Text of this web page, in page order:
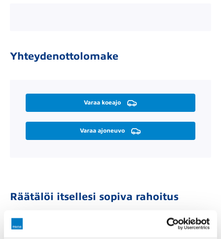
Yhteydenottolomake
Varaa koeajo
Varaa ajoneuvo
Räätälöi itsellesi sopiva rahoitus
Rahoitusaika (kk)